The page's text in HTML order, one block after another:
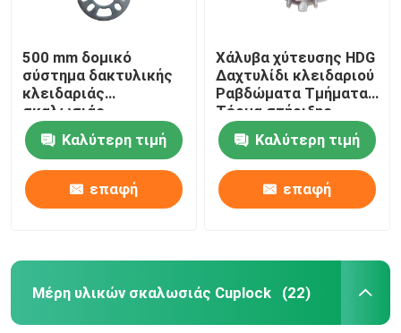
500 mm δομικό
σύστημα δακτυλικής
κλειδαριάς
σκαλωσιάς
Καλύτερη τιμή
επαφή
Χάλυβα χύτευσης HDG
Δαχτυλίδι κλειδαριού
Ραβδώματα Τμήματα
Τέρμα στήριξης
Καλύτερη τιμή
επαφή
Μέρη υλικών σκαλωσιάς Cuplock (22)